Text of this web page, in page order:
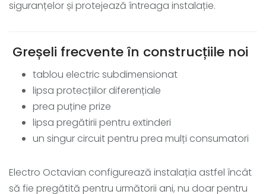
siguranțelor și protejează întreaga instalație.
Greșeli frecvente în construcțiile noi
tablou electric subdimensionat
lipsa protecțiilor diferențiale
prea puține prize
lipsa pregătirii pentru extinderi
un singur circuit pentru prea mulți consumatori
Electro Octavian configurează instalația astfel încât
să fie pregătită pentru următorii ani, nu doar pentru